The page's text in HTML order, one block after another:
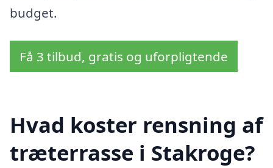
budget.
Få 3 tilbud, gratis og uforpligtende
Hvad koster rensning af
træterrasse i Stakroge?